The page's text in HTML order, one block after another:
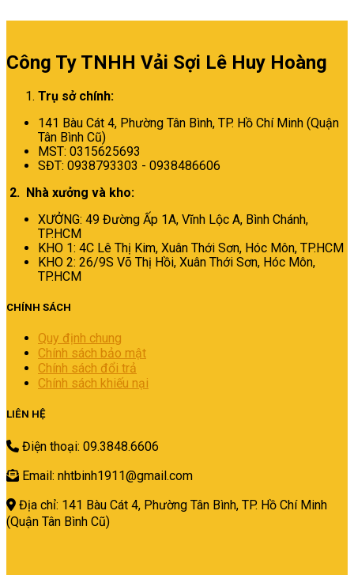
Công Ty TNHH Vải Sợi Lê Huy Hoàng
Trụ sở chính:
141 Bàu Cát 4, Phường Tân Bình, TP. Hồ Chí Minh (Quận
Tân Bình Cũ)
MST: 0315625693
SĐT: 0938793303 - 0938486606
2. Nhà xưởng và kho:
XƯỞNG: 49 Đường Ấp 1A, Vĩnh Lộc A, Bình Chánh,
TP.HCM
KHO 1: 4C Lê Thị Kim, Xuân Thới Sơn, Hóc Môn, TP.HCM
KHO 2: 26/9S Võ Thị Hồi, Xuân Thới Sơn, Hóc Môn,
TP.HCM
CHÍNH SÁCH
Quy định chung
Chính sách bảo mật
Chính sách đổi trả
Chính sách khiếu nại
LIÊN HỆ
Điện thoại: 09.3848.6606
Email: nhtbinh1911@gmail.com
Địa chỉ: 141 Bàu Cát 4, Phường Tân Bình, TP. Hồ Chí Minh
(Quận Tân Bình Cũ)